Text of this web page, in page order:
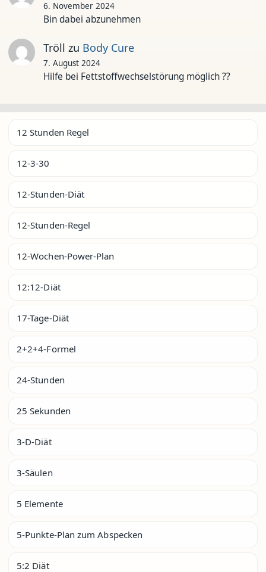
6. November 2024
Bin dabei abzunehmen
Tröll zu Body Cure
7. August 2024
Hilfe bei Fettstoffwechselstörung möglich ??
12 Stunden Regel
12-3-30
12-Stunden-Diät
12-Stunden-Regel
12-Wochen-Power-Plan
12:12-Diät
17-Tage-Diät
2+2+4-Formel
24-Stunden
25 Sekunden
3-D-Diät
3-Säulen
5 Elemente
5-Punkte-Plan zum Abspecken
5:2 Diät